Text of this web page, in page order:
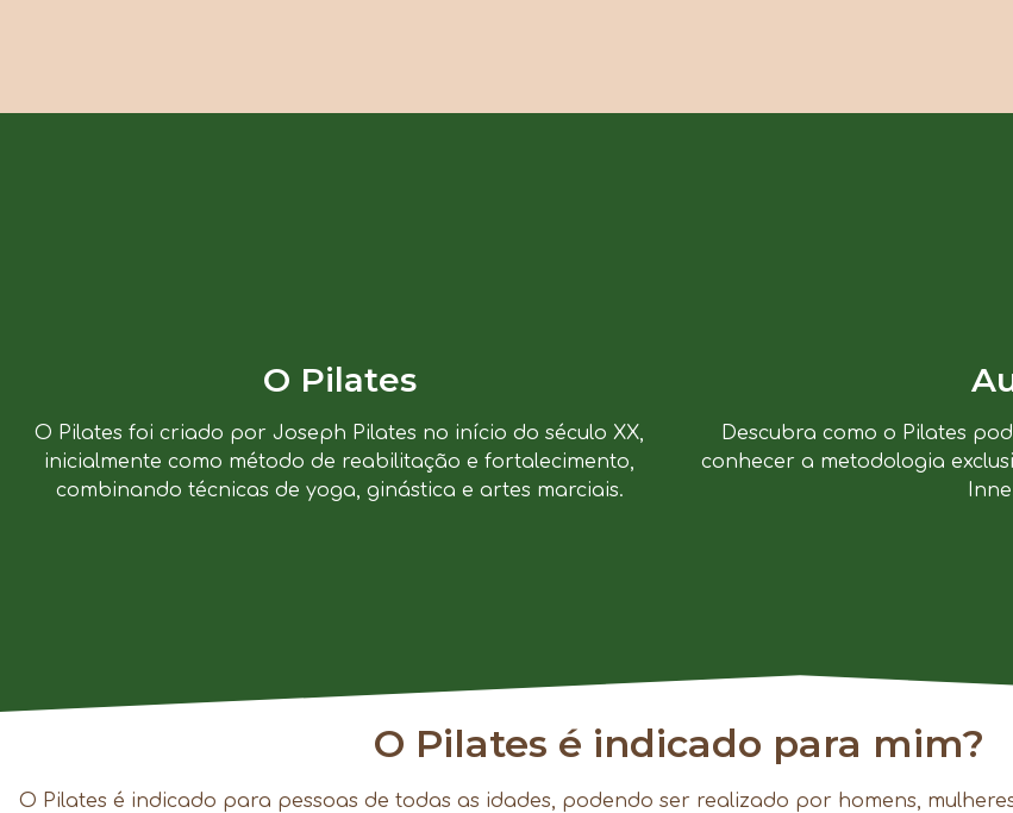
O Pilates
O Pilates foi criado por Joseph Pilates no início do século XX,
inicialmente como método de reabilitação e fortalecimento,
combinando técnicas de yoga, ginástica e artes marciais.
Descubra como o Pilates
conhecer a metodologia
O Pilates é indicado para mim?
O Pilates é indicado para pessoas de todas as idades, podendo ser realizado por homens,